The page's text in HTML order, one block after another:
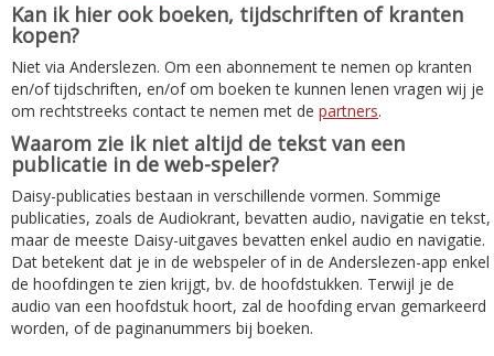
Kan ik hier ook boeken, tijdschriften of kranten
kopen?
Niet via Anderslezen. Om een abonnement te nemen op kranten
en/of tijdschriften, en/of om boeken te kunnen lenen vragen wij je
om rechtstreeks contact te nemen met de partners.
Waarom zie ik niet altijd de tekst van een
publicatie in de web-speler?
Daisy-publicaties bestaan in verschillende vormen. Sommige
publicaties, zoals de Audiokrant, bevatten audio, navigatie en tekst,
maar de meeste Daisy-uitgaves bevatten enkel audio en navigatie.
Dat betekent dat je in de webspeler of in de Anderslezen-app enkel
de hoofdingen te zien krijgt, bv. de hoofdstukken. Terwijl je de
audio van een hoofdstuk hoort, zal de hoofding ervan gemarkeerd
worden, of de paginanummers bij boeken.